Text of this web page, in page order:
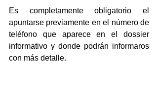
Es completamente obligatorio el
apuntarse previamente en el número de
teléfono que aparece en el dossier
informativo y donde podrán informaros
con más detalle.